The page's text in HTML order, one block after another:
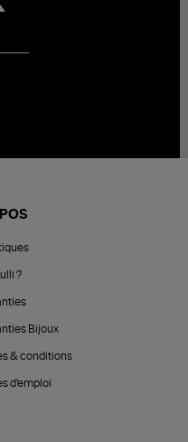
?
Bijoux
& conditions
d'emploi